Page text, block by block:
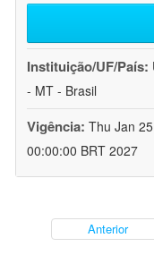
Instituição/UF/País:
- MT - Brasil
Vigência: Thu Jan
00:00:00 BRT 2027
Anterior